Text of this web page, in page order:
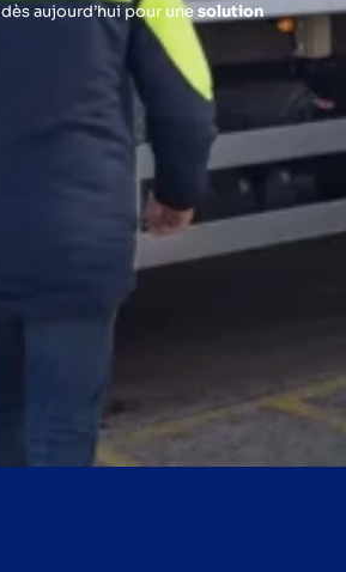
dès aujourd’hui pour unesolution